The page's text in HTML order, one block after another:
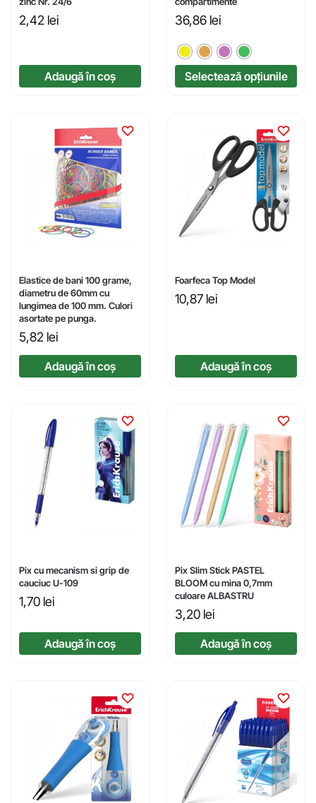
2,42 lei
Adaugă în coș
36,86 lei
Selectează opțiunile
Elastice de bani 100 grame,
diametru de 60mm cu
lungimea de 100 mm. Culori
asortate pe punga.
5,82 lei
Adaugă în coș
Foarfeca Top Model
10,87 lei
Adaugă în coș
Pix cu mecanism si grip de
cauciuc U-109
1,70 lei
Adaugă în coș
Pix Slim Stick PASTEL
BLOOM cu mina 0,7mm
culoare ALBASTRU
3,20 lei
Adaugă în coș